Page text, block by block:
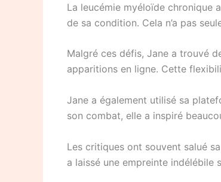
La leucémie myéloïde chronique
de sa condition. Cela n’a pas
Malgré ces défis, Jane a trouvé
apparitions en ligne. Cette
Jane a également utilisé sa
son combat, elle a inspiré
Les critiques ont souvent salué
a laissé une empreinte indélébile